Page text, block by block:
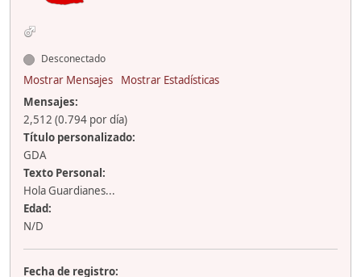
Desconectado
Mostrar Mensajes
Mostrar Estadísticas
Mensajes:
2,512 (0.794 por día)
Título personalizado:
GDA
Texto Personal:
Hola Guardianes...
Edad:
N/D
Fecha de registro: